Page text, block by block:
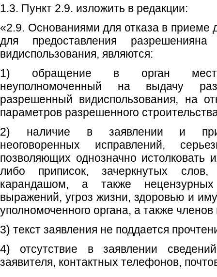
1.3. Пункт 2.9. изложить в редакции:
«2.9. Основаниями для отказа в приеме
для предоставления
видиспользования, являются:
1) обращение в орган
неуполномоченный на выдачу
разрешенный видиспользования, на
параметров разрешенного
2) наличие в заявлении и
неоговоренных исправлений,
позволяющих однозначно истолковать
либо приписок, зачеркнутых слов,
карандашом, а также
выражений, угроз жизни, здоровью и
уполномоченного органа, а также
3) текст заявления не поддается
4) отсутствие в заявлении
заявителя, контактных телефонов,